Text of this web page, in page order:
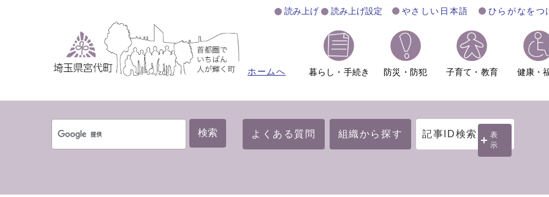
読み上げ 読み上げ設定 やさしい日本語 ひらがなをつ
ホームへ 暮らし・手続き 防災・防犯 子育て・教育 健康・
検索 よくある質問 組織から探す 記事ID検索
表
示